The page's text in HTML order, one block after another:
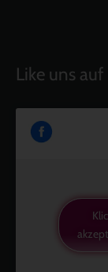
Like uns